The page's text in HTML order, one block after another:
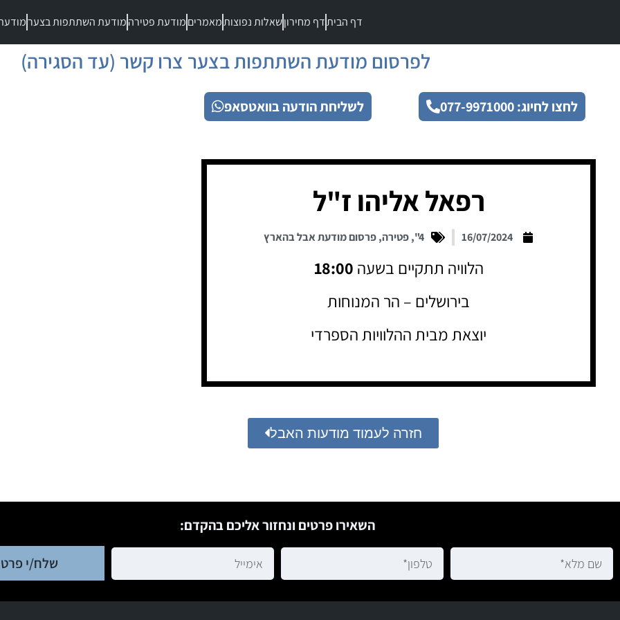
דף הביתדף מחירוןשאלות נפוצותמאמריםמודעת פטירהמודעת השתתפות בצער
לפרסום מודעת השתתפות בצער צרו קשר (עד הסגירה)
לחצו לחיוג: 077-9971000 לשליחת הודעה בוואטסאפ
רפאל אליהו ז"ל
16/07/2024
4"
,פטירה,פרסום מודעת אבל בהארץ
הלוויה תתקיים בשעה 18:00
בירושלים – הר המנוחות
יוצאת מבית ההלוויות הספרדי
חזרה לעמוד מודעות האבל
השאירו פרטים ונחזור אליכם בהקדם:
שלח/י